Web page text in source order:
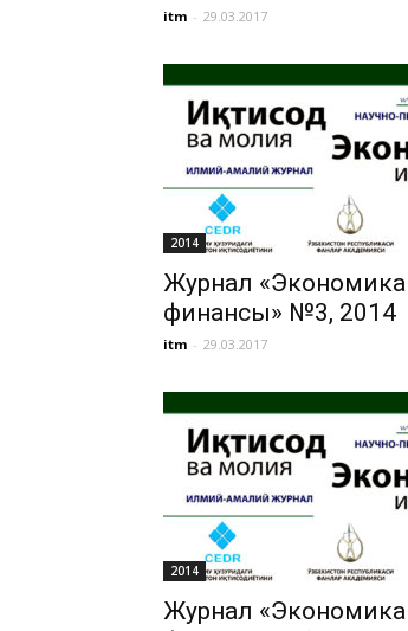
itm - 29.03.2017
2014
Журнал «Экономика
финансы» №3, 2014
itm - 29.03.2017
2014
Журнал «Экономика